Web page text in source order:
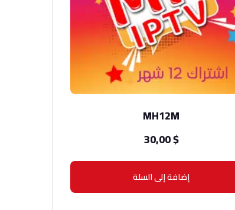
MH12M
30,00$
إضافة إلى السلة